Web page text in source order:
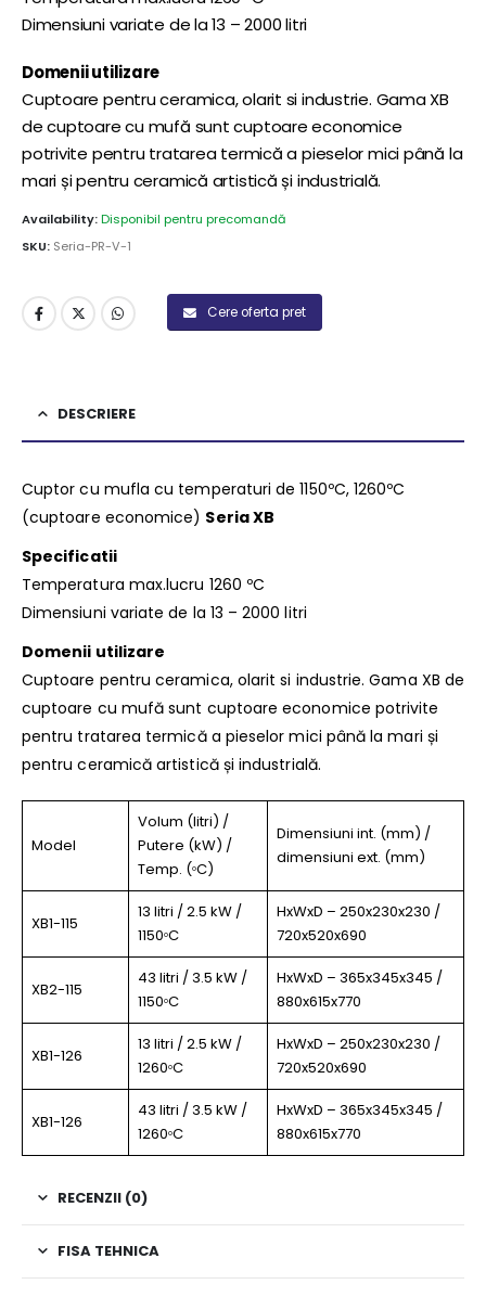
Dimensiuni variate de la 13 – 2000 litri
Domenii utilizare
Cuptoare pentru ceramica, olarit si industrie. Gama XB
de cuptoare cu mufă sunt cuptoare economice
potrivite pentru tratarea termică a pieselor mici până la
mari și pentru ceramică artistică și industrială.
Availability:Disponibil pentru precomandă
SKU: Seria-PR-V-1
Cere oferta pret
DESCRIERE
Cuptor cu mufla cu temperaturi de 1150ºC, 1260ºC
(cuptoare economice) Seria XB
Specificatii
Temperatura max.lucru 1260 ºC
Dimensiuni variate de la 13 – 2000 litri
Domenii utilizare
Cuptoare pentru ceramica, olarit si industrie. Gama XB de
cuptoare cu mufă sunt cuptoare economice potrivite
pentru tratarea termică a pieselor mici până la mari și
pentru ceramică artistică și industrială.
Model
Volum (litri) /
Putere (kW) /
Temp. (oC)
Dimensiuni int. (mm) /
dimensiuni ext. (mm)
XB1-115
13 litri / 2.5 kW /
1150oC
HxWxD – 250x230x230 /
720x520x690
XB2-115
43 litri / 3.5 kW /
1150oC
HxWxD – 365x345x345 /
880x615x770
XB1-126
13 litri / 2.5 kW /
1260oC
HxWxD – 250x230x230 /
720x520x690
XB1-126
43 litri / 3.5 kW /
1260oC
HxWxD – 365x345x345 /
880x615x770
RECENZII (0)
FISA TEHNICA